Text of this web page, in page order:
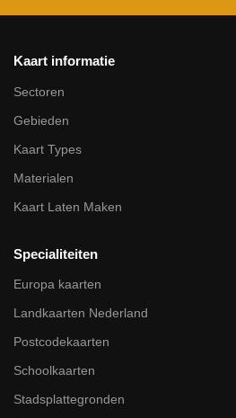
Kaart informatie
Sectoren
Gebieden
Kaart Types
Materialen
Kaart Laten Maken
Specialiteiten
Europa kaarten
Landkaarten Nederland
Postcodekaarten
Schoolkaarten
Stadsplattegronden